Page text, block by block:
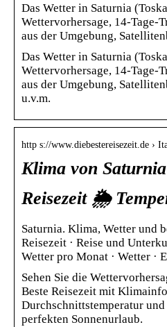
Das Wetter in Saturnia
Wettervorhersage, 14-Tage-
aus der Umgebung,
Das Wetter in Saturnia
Wettervorhersage, 14-Tage-
aus der Umgebung,
u.v.m.
http s://www.diebestereisezeit.de ›
Klima von
Reisezeit 🌦️
Saturnia. Klima, Wetter und
Reisezeit · Reise und
Wetter pro Monat · Wetter ·
Sehen Sie die
Beste Reisezeit mit
Durchschnittstemperatur
perfekten Sonnenurlaub.